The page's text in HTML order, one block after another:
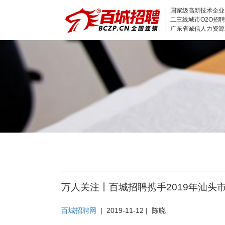
国家级高新技术企业
二三线城市O2O招
广东省诚信人力资
万人关注丨百城招聘携手2019年汕头
百城招聘网 | 2019-11-12 | 陈晓